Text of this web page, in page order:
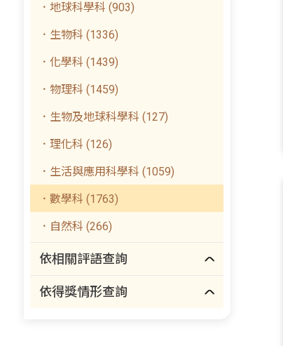
．地球科學科 (903)
．生物科 (1336)
．化學科 (1439)
．物理科 (1459)
．生物及地球科學科 (127)
．理化科 (126)
．生活與應用科學科 (1059)
．數學科 (1763)
．自然科 (266)
依相關評語查詢
依得獎情形查詢